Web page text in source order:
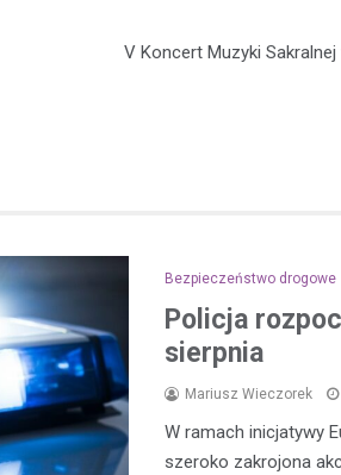
V Koncert Muzyki
Bezpieczeństwo drogowe
Policja
sierpnia
Mariusz Wieczorek
W ramach inicjatywy
szeroko zakrojona